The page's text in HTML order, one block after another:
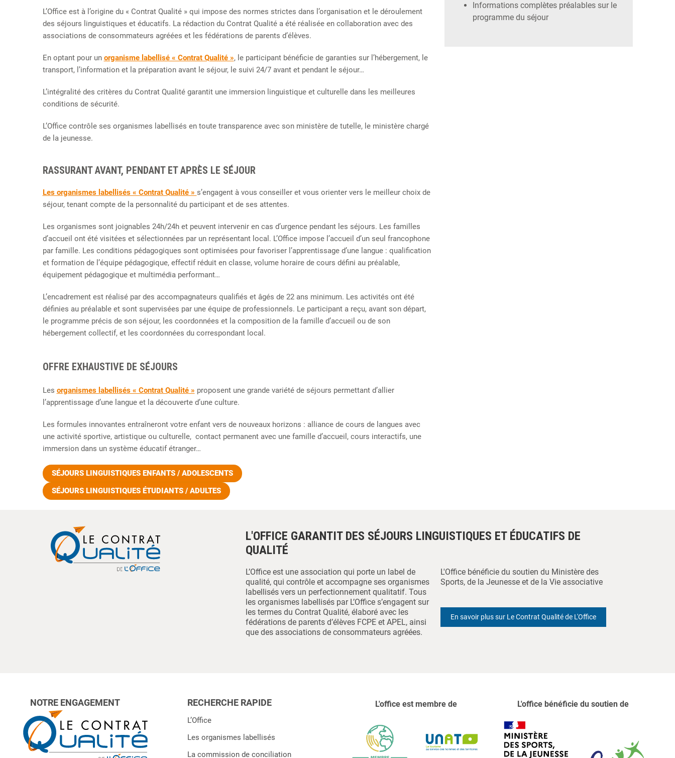
L’Office est à l’origine du « Contrat Qualité » qui impose des normes strictes dans l’organisation et le déroulement
des séjours linguistiques et éducatifs. La rédaction du Contrat Qualité a été réalisée en collaboration avec des
associations de consommateurs agréées et les fédérations de parents d’élèves.
En optant pour un orga­nisme labellisé « Contrat Qualité », le participant bénéficie de garanties sur l’hébergement, le
transport, l’information et la préparation avant le séjour, le suivi 24/7 avant et pendant le séjour…
L’intégralité des critères du Contrat Qualité garantit une immersion linguistique et culturelle dans les meilleures
conditions de sécurité.
L’Office contrôle ses organismes labellisés en toute transparence avec son ministère de tutelle, le ministère chargé
de la jeunesse.
RASSURANT AVANT, PENDANT ET APRÈS LE SÉJOUR
Les organismes labellisés « Contrat Qualité » s’engagent à vous conseiller et vous orienter vers le meilleur choix de
séjour, tenant compte de la personnalité du participant et de ses attentes.
Les organismes sont joignables 24h/24h et peuvent intervenir en cas d’urgence pendant les séjours. Les familles
d’accueil ont été visitées et sélectionnées par un représentant local. L’Office impose l’accueil d’un seul francophone
par famille. Les conditions pédagogiques sont optimisées pour favoriser l’apprentissage d’une langue : qualification
et formation de l’équipe pédagogique, effectif réduit en classe, volume horaire de cours défini au préalable,
équipement pédagogique et multimédia performant…
L’encadrement est réalisé par des accompagnateurs qualifiés et âgés de 22 ans minimum. Les activités ont été
définies au préalable et sont supervisées par une équipe de professionnels. Le participant a reçu, avant son départ,
le programme précis de son séjour, les coordonnées et la composition de la famille d’accueil ou de son
hébergement collectif, et les coordonnées du correspondant local.
OFFRE EXHAUSTIVE DE SÉJOURS
Les organismes labellisés « Contrat Qualité » proposent une grande variété de séjours permettant d’allier
l’apprentissage d’une langue et la découverte d’une culture.
Les formules innovantes entraîneront votre enfant vers de nouveaux horizons : alliance de cours de langues avec
une activité sportive, artistique ou culturelle, contact permanent avec une famille d’accueil, cours interactifs, une
immersion dans un système éducatif étranger…
SÉJOURS LINGUISTIQUES ENFANTS / ADOLESCENTS
SÉJOURS LINGUISTIQUES ÉTUDIANTS / ADULTES
Informations complètes préalables sur le
programme du séjour
L'OFFICE GARANTIT DES SÉJOURS LINGUISTIQUES ET ÉDUCATIFS DE
QUALITÉ
L’Office est une association qui porte un label de
qualité, qui contrôle et accompagne ses organismes
labellisés vers un perfectionnement qualitatif. Tous
les organismes labellisés par L’Office s’engagent sur
les termes du Contrat Qualité, élaboré avec les
fédérations de parents d’élèves FCPE et APEL, ainsi
que des associations de consommateurs agréées.
L'Office bénéficie du soutien du Ministère des
Sports, de la Jeunesse et de la Vie associative
En savoir plus sur Le Contrat Qualité de L'Office
NOTRE ENGAGEMENT RECHERCHE RAPIDE
L’Office
Les organismes labellisés
La commission de conciliation
L'office est membre de L'office bénéficie du soutien de